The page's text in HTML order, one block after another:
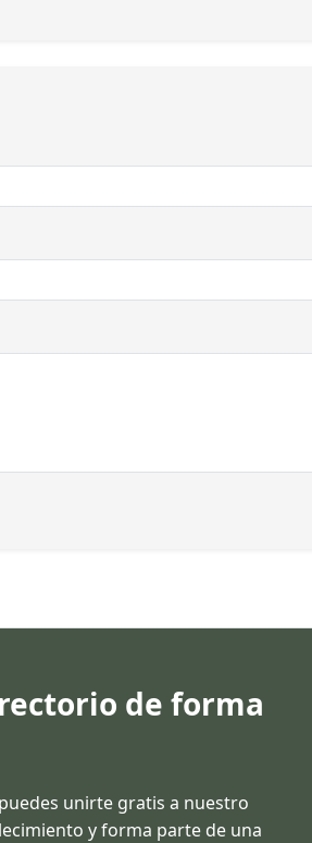
de forma
unirte gratis a nuestro
y forma parte de una